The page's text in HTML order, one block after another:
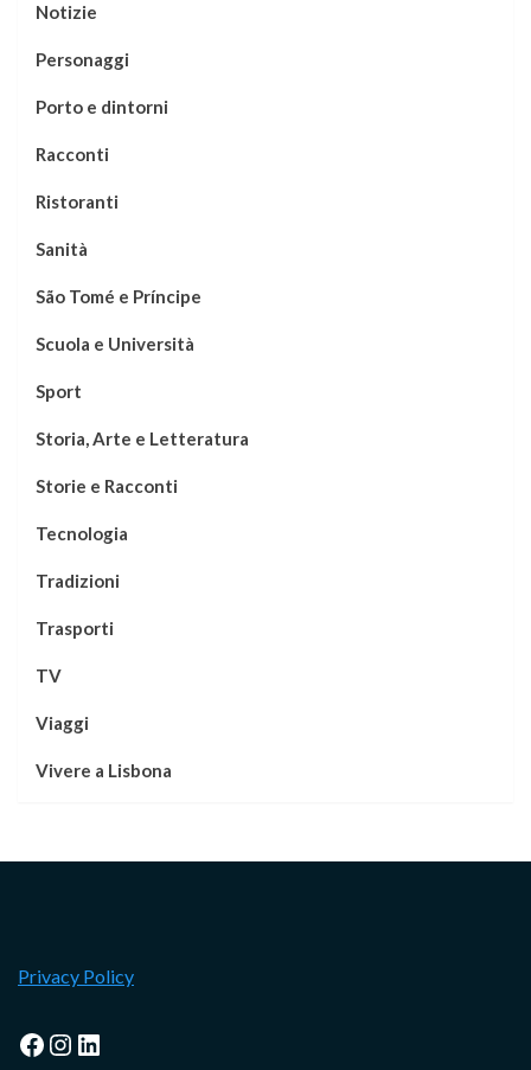
Notizie
Personaggi
Porto e dintorni
Racconti
Ristoranti
Sanità
São Tomé e Príncipe
Scuola e Università
Sport
Storia, Arte e Letteratura
Storie e Racconti
Tecnologia
Tradizioni
Trasporti
TV
Viaggi
Vivere a Lisbona
Privacy Policy
Facebook
Instagram
LinkedIn